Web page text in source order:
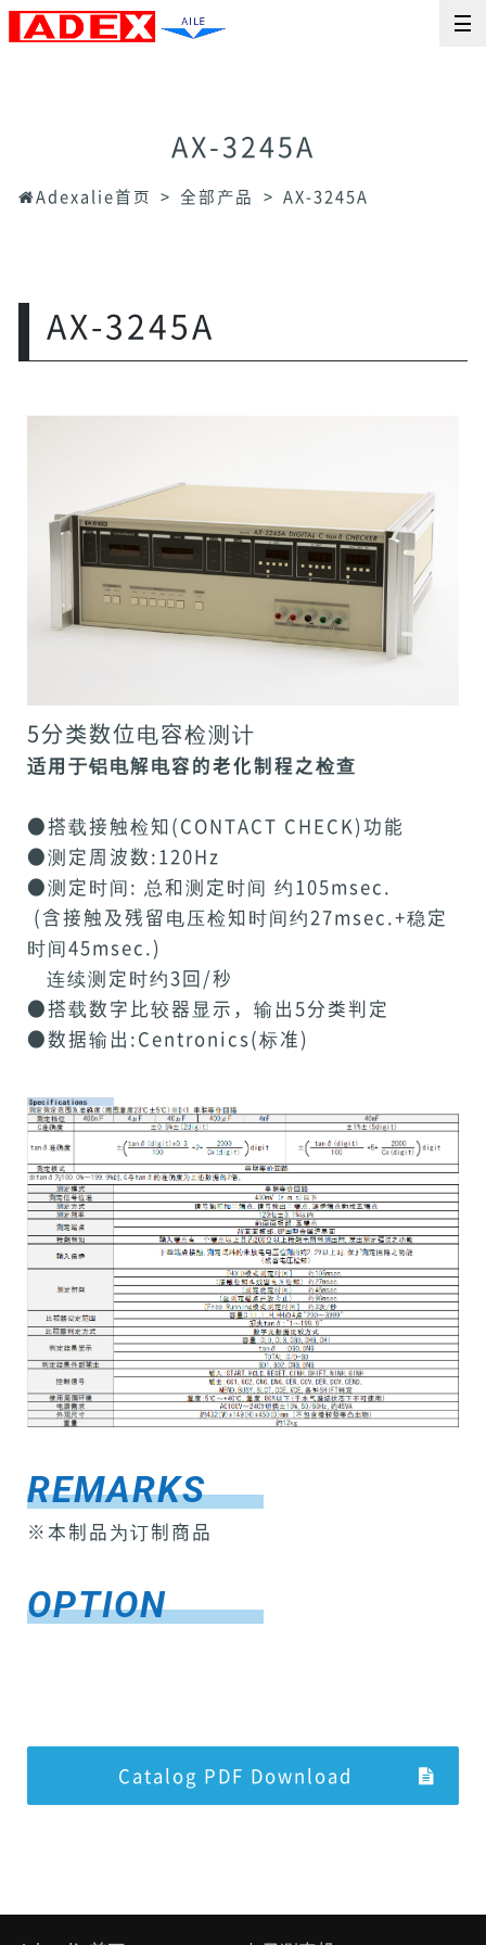
AX-3245A
Adexalie首页 全部产品 AX-3245A
AX-3245A
5分类数位电容检测计
适用于铝电解电容的老化制程之检查
●搭载接触检知(CONTACT CHECK)功能
●测定周波数:120Hz
●测定时间: 总和测定时间 约105msec.
(含接触及残留电压检知时间约27msec.+稳定
时间45msec.)
连续测定时约3回/秒
●搭载数字比较器显示，输出5分类判定
●数据输出:Centronics(标准)
REMARKS
※本制品为订制商品
OPTION
Catalog PDF Download